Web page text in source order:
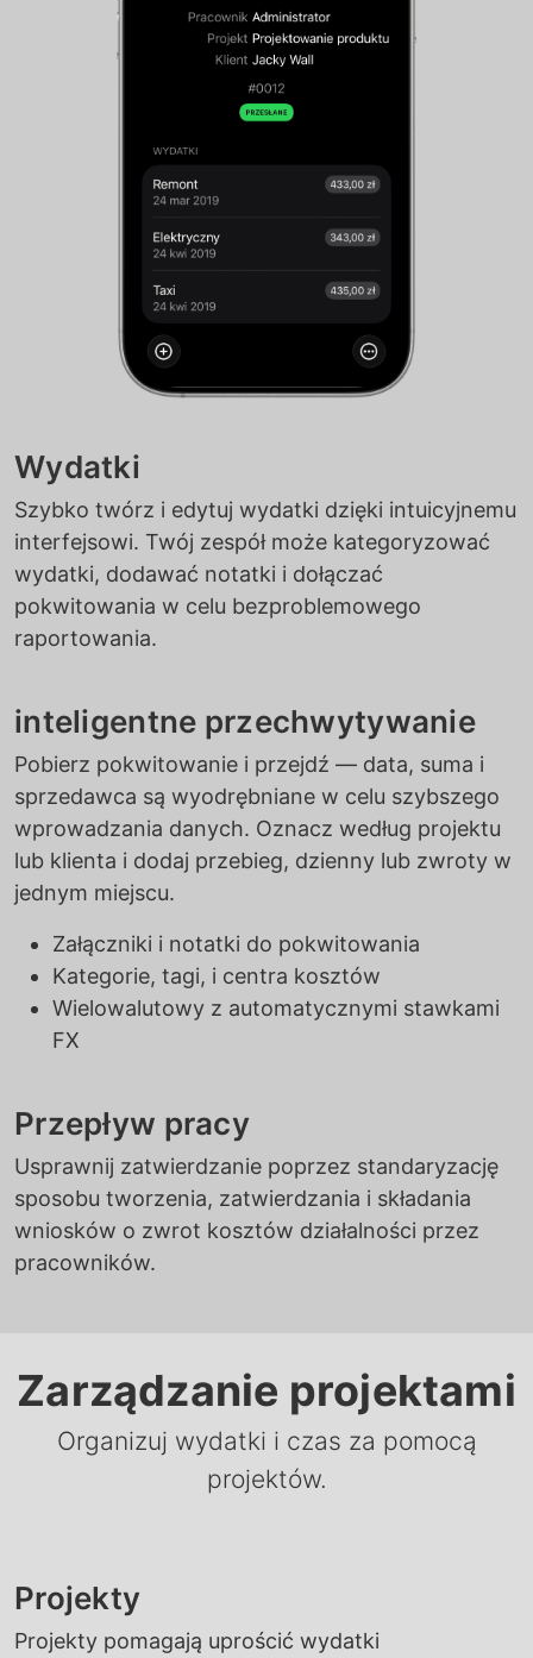
Wydatki
Szybko twórz i edytuj wydatki dzięki intuicyjnemu
interfejsowi. Twój zespół może kategoryzować
wydatki, dodawać notatki i dołączać
pokwitowania w celu bezproblemowego
raportowania.
inteligentne przechwytywanie
Pobierz pokwitowanie i przejdź — data, suma i
sprzedawca są wyodrębniane w celu szybszego
wprowadzania danych. Oznacz według projektu
lub klienta i dodaj przebieg, dzienny lub zwroty w
jednym miejscu.
Załączniki i notatki do pokwitowania
Kategorie, tagi, i centra kosztów
Wielowalutowy z automatycznymi stawkami
FX
Przepływ pracy
Usprawnij zatwierdzanie poprzez standaryzację
sposobu tworzenia, zatwierdzania i składania
wniosków o zwrot kosztów działalności przez
pracowników.
Zarządzanie projektami
Organizuj wydatki i czas za pomocą
projektów.
Projekty
Projekty pomagają uprościć wydatki